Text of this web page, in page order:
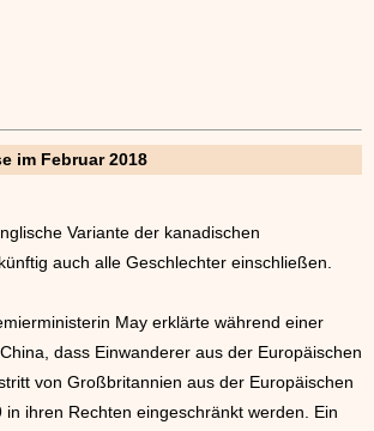
im Februar 2018
Variante der kanadischen
auch alle Geschlechter einschließen.
May erklärte während einer
dass Einwanderer aus der Europäischen
von Großbritannien aus der Europäischen
in ihren Rechten eingeschränkt werden. Ein